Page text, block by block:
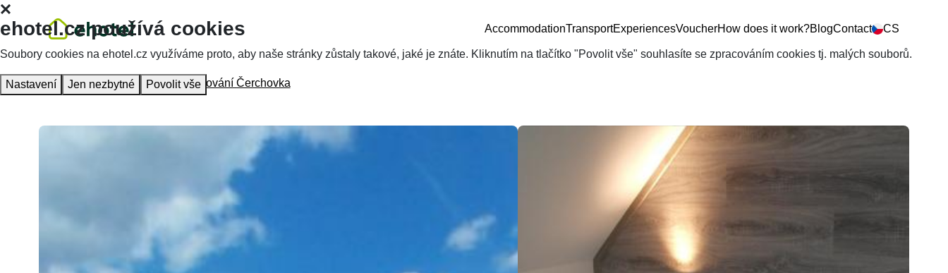
AccommodationTransportExperiencesVoucherHow does it work?BlogContact CS
Homepage Accommodation Ubytování Čerchovka
ehotel.cz používá cookies
Soubory cookies na ehotel.cz využíváme proto, aby naše stránky zůstaly takové, jaké je znáte. Kliknutím na tlačítko "Povolit vše" souhlasíte se zpracováním cookies tj. malých souborů.
Nastavení Jen nezbytné Povolit vše